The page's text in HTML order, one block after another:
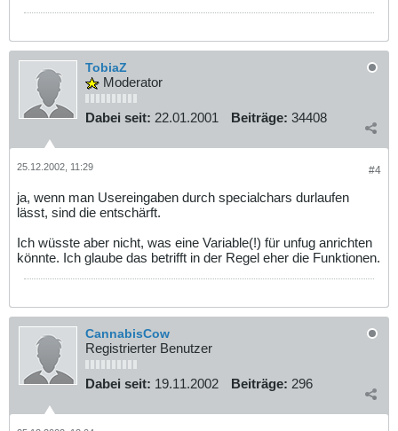
TobiaZ
Moderator
Dabei seit: 22.01.2001 Beiträge: 34408
#4
25.12.2002, 11:29
ja, wenn man Usereingaben durch specialchars durlaufen
lässt, sind die entschärft.
Ich wüsste aber nicht, was eine Variable(!) für unfug anrichten
könnte. Ich glaube das betrifft in der Regel eher die Funktionen.
CannabisCow
Registrierter Benutzer
Dabei seit: 19.11.2002 Beiträge: 296